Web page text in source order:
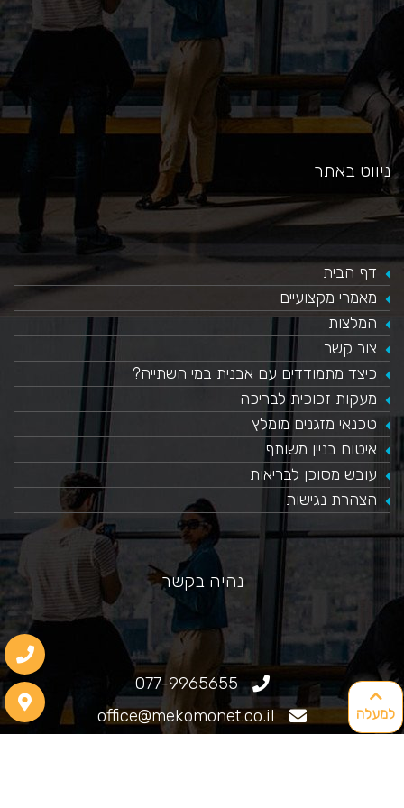
למעלה
ניווט באתר
דף הבית
מאמרי מקצועיים
המלצות
צור קשר
כיצד מתמודדים עם אבנית במי השתייה?
​מעקות זכוכית לבריכה
טכנאי מזגנים מומלץ
איטום בניין משותף
עובש מסוכן לבריאות
הצהרת נגישות
נהיה בקשר
077-9965655
office@mekomonet.co.il